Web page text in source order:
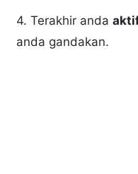
4. Terakhir anda
anda gandakan.